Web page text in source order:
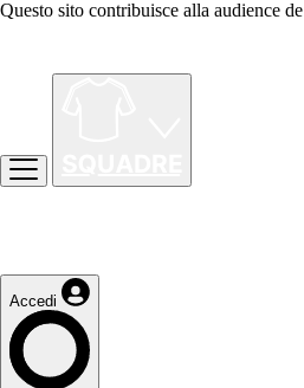
Questo sito contribuisce alla audience de
Accedi